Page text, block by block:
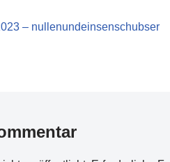
– nullenundeinsenschubser